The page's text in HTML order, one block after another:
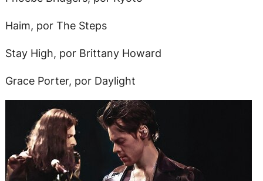
Haim, por The Steps
Stay High, por Brittany Howard
Grace Porter, por Daylight